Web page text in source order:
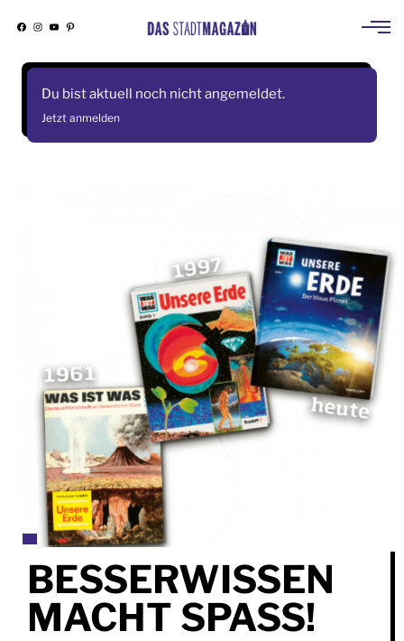
Skip
Facebook
Instagram
YouTube
Pinterest
Du bist aktuell noch nicht angemeldet.
Jetzt anmelden
BESSERWISSEN
MACHT SPASS!